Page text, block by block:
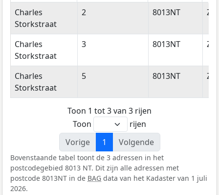
Straatnaam Huisnummer Postcode
Charles
Storkstraat
2 8013NT
Charles
Storkstraat
3 8013NT
Charles
Storkstraat
5 8013NT
Toon 1 tot 3 van 3 rijen
Toon
rijen
Vorige
1 Volgende
Bovenstaande tabel toont de 3 adressen in het
postcodegebied 8013 NT. Dit zijn alle adressen met
postcode 8013NT in de BAG data van het Kadaster van 1 juli
2026.